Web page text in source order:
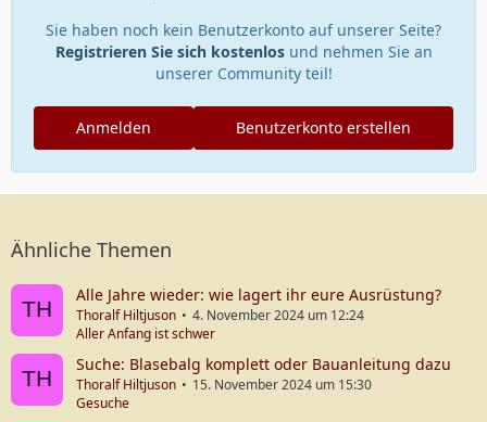
Sie haben noch kein Benutzerkonto auf unserer Seite?
Registrieren Sie sich kostenlosund nehmen Sie an
unserer Community teil!
Benutzerkonto erstellen
Anmelden
Ähnliche Themen
Alle Jahre wieder: wie lagert ihr eure Ausrüstung?
Thoralf Hiltjuson
4. November 2024 um 12:24
Aller Anfang ist schwer
Suche: Blasebalg komplett oder Bauanleitung dazu
Thoralf Hiltjuson
15. November 2024 um 15:30
Gesuche